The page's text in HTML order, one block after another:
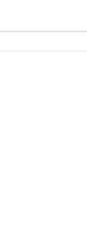
proche du
bureau, une
commercial